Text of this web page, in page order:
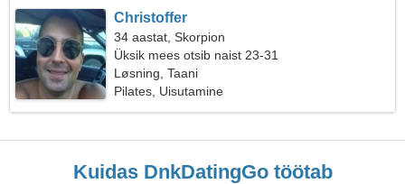
Christoffer
34 aastat, Skorpion
Üksik mees otsib naist 23-31
Løsning, Taani
Pilates, Uisutamine
Kuidas DnkDatingGo töötab